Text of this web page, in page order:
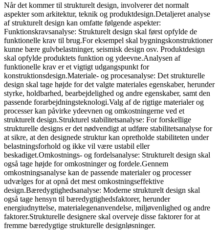
Når det kommer til strukturelt design, involverer det normalt
aspekter som arkitektur, teknik og produktdesign.Detaljeret analyse
af strukturelt design kan omfatte følgende aspekter:
Funktionskravsanalyse: Strukturelt design skal først opfylde de
funktionelle krav til brug.For eksempel skal bygningskonstruktioner
kunne bære gulvbelastninger, seismisk design osv. Produktdesign
skal opfylde produktets funktion og ydeevne.Analysen af ​​
funktionelle krav er et vigtigt udgangspunkt for
konstruktionsdesign.Materiale- og procesanalyse: Det strukturelle
design skal tage højde for det valgte materiales egenskaber, herunder
styrke, holdbarhed, bearbejdelighed og andre egenskaber, samt den
passende forarbejdningsteknologi.Valg af de rigtige materialer og
processer kan påvirke ydeevnen og omkostningerne ved et
strukturelt design.Strukturel stabilitetsanalyse: For forskellige
strukturelle designs er det nødvendigt at udføre stabilitetsanalyse for
at sikre, at den designede struktur kan opretholde stabiliteten under
belastningsforhold og ikke vil være ustabil eller
beskadiget.Omkostnings- og fordelsanalyse: Strukturelt design skal
også tage højde for omkostninger og fordele.Gennem
omkostningsanalyse kan de passende materialer og processer
udvælges for at opnå det mest omkostningseffektive
design.Bæredygtighedsanalyse: Moderne strukturelt design skal
også tage hensyn til bæredygtighedsfaktorer, herunder
energiudnyttelse, materialegenanvendelse, miljøvenlighed og andre
faktorer.Strukturelle designere skal overveje disse faktorer for at
fremme bæredygtige strukturelle designløsninger.